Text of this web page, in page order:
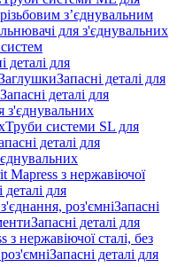
з’єднувальним
для з'єднувальних
деталі для
Запасні деталі для
Запасні деталі для
з'єднувальних
Труби системи SL для
деталі для
Mapress з нержавіючої
деталі для
роз'ємніЗапасні
Запасні деталі для
з нержавіючої сталі, без
Запасні деталі для